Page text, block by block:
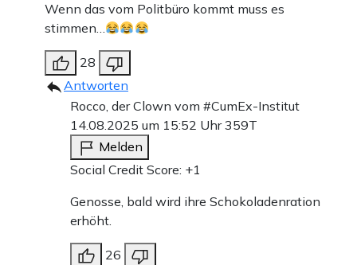
Wenn das vom Politbüro kommt muss es
stimmen…
28
Antworten
Rocco, der Clown vom #CumEx-Institut
14.08.2025 um 15:52 Uhr359T
Melden
Social Credit Score: +1
Genosse, bald wird ihre Schokoladenration
erhöht.
26